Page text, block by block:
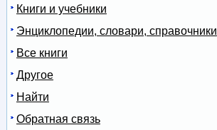
Книги и учебники
Энциклопедии, словари, справочники
Все книги
Другое
Найти
Обратная связь